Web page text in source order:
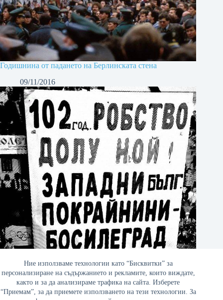
Ние използваме технологии като “Бисквитки” за
персонализиране на съдържанието и рекламите, които виждате,
както и за да анализираме трафика на сайта. Изберете
“Приемам”, за да приемете използването на тези технологии. За
Годишнина от падането на Берлинската стена
09/11/2016
Защо Босилеград още е в Сърбия?